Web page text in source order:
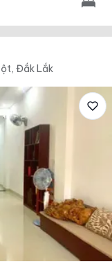
Đắk Lắk